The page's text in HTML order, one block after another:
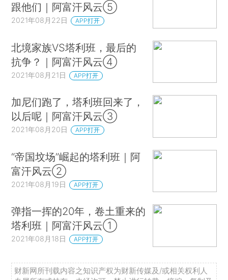
跟他们｜阿富汗风云⑤
2021年08月22日 APP打开
北境家族VS塔利班，最后的
抗争？｜阿富汗风云④
2021年08月21日 APP打开
加尼们跑了，塔利班回来了，
以后呢｜阿富汗风云③
2021年08月20日 APP打开
“帝国坟场”崛起的塔利班｜阿
富汗风云②
2021年08月19日 APP打开
弹指一挥的20年，卷土重来的
塔利班｜阿富汗风云①
2021年08月18日 APP打开
财新网所刊载内容之知识产权为财新传媒及/或相关权利人